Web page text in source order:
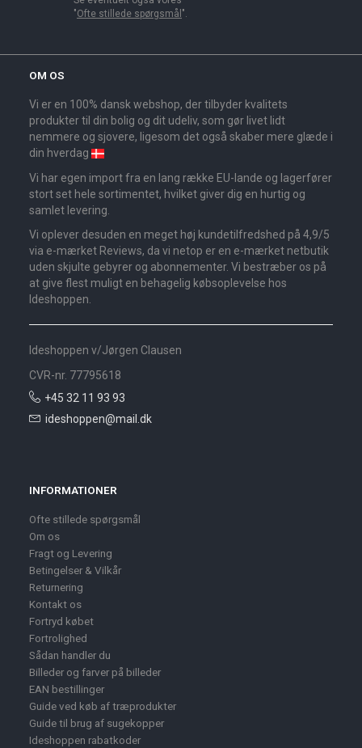
"Ofte stillede spørgsmål ".
OM OS
Vi er en 100% dansk webshop, der tilbyder kvalitets
produkter til din bolig og dit udeliv, som gør livet lidt
nemmere og sjovere, ligesom det også skaber mere glæde i
din hverdag
Vi har egen import fra en lang række EU-lande og lagerfører
stort set hele sortimentet, hvilket giver dig en hurtig og
samlet levering.
Vi oplever desuden en meget høj kundetilfredshed på 4,9/5
via e-mærket Reviews, da vi netop er en e-mærket netbutik
uden skjulte gebyrer og abonnementer. Vi bestræber os på
at give flest muligt en behagelig købsoplevelse hos
Ideshoppen.
Ideshoppen v/Jørgen Clausen
CVR-nr. 77795618
+45 32 11 93 93
ideshoppen@mail.dk
INFORMATIONER
Ofte stillede spørgsmål
Om os
Fragt og Levering
Betingelser & Vilkår
Returnering
Kontakt os
Fortryd købet
Fortrolighed
Sådan handler du
Billeder og farver på billeder
EAN bestillinger
Guide ved køb af træprodukter
Guide til brug af sugekopper
Ideshoppen rabatkoder